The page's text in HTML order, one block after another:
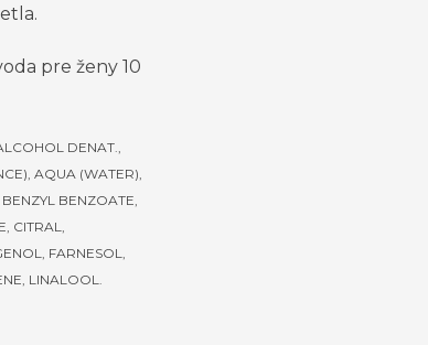
pre ženy 10
DENAT.,
AQUA (WATER),
BENZOATE,
CITRAL,
FARNESOL,
LINALOOL.